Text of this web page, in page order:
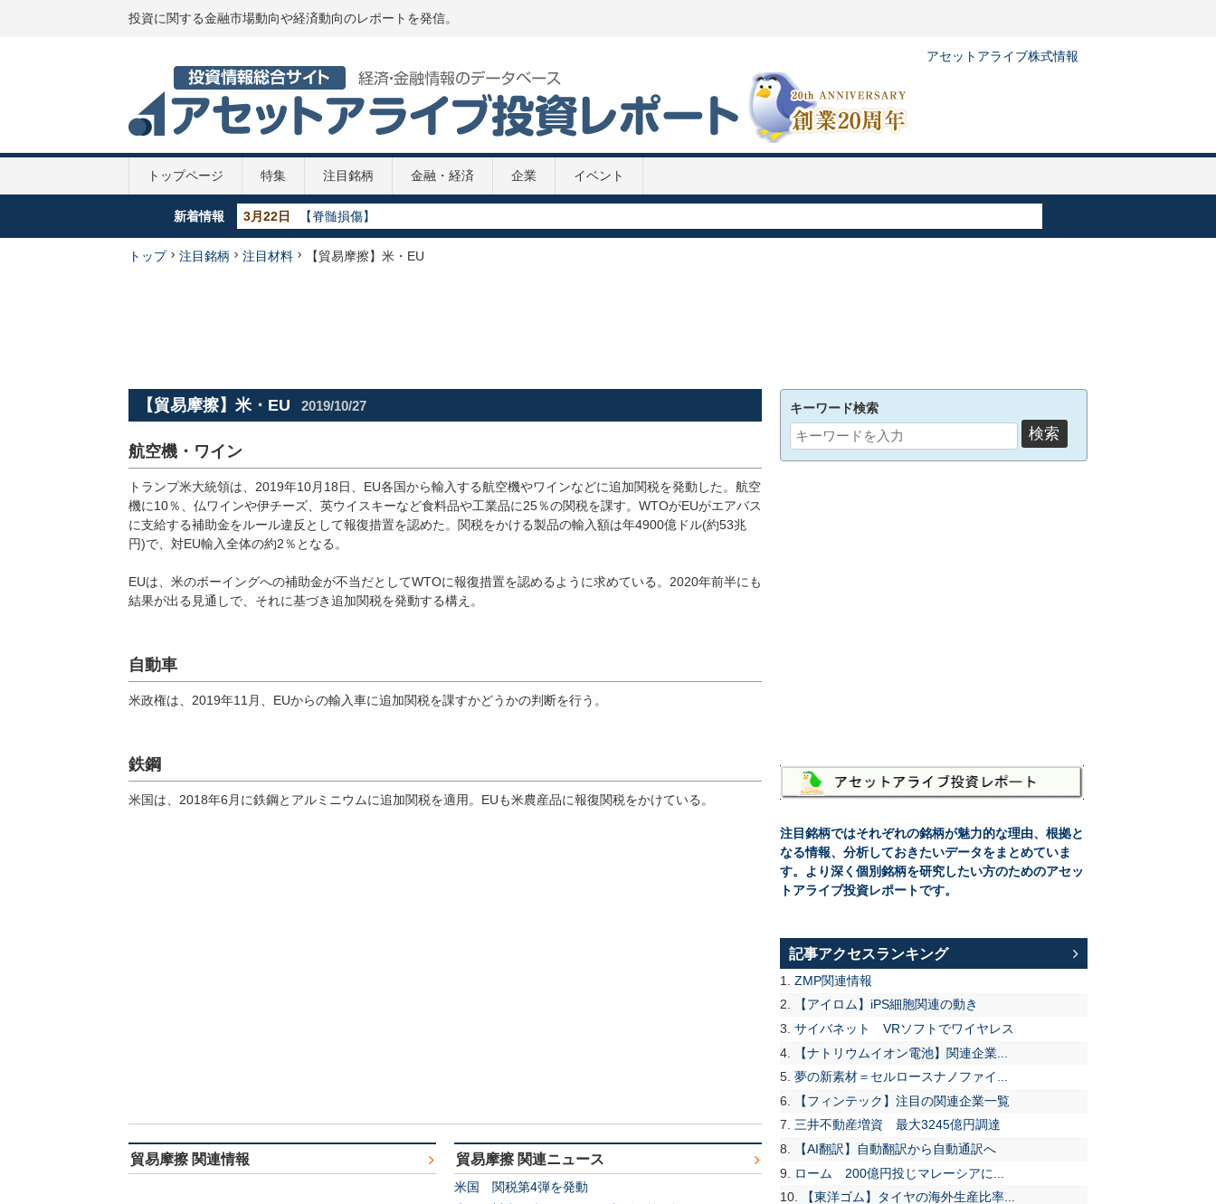
投資に関する金融市場動向や経済動向のレポートを発信。
アセットアライブ株式情報
トップページ 特集 注目銘柄 金融・経済 企業 イベント
新着情報 3月22日 【脊髄損傷】
5月29日
【GDP】各国のGDP推移 2020年
5月29日
【政策金利推移】2020年
5月29日
【新型コロナ】第2次補正予算案
トップ 注目銘柄 注目材料 【貿易摩擦】米・EU
【貿易摩擦】米・EU 2019/10/27
航空機・ワイン
トランプ米大統領は、2019年10月18日、EU各国から輸入する航空機やワインなどに追加関税を発動した。航空
機に10％、仏ワインや伊チーズ、英ウイスキーなど食料品や工業品に25％の関税を課す。WTOがEUがエアバス
に支給する補助金をルール違反として報復措置を認めた。関税をかける製品の輸入額は年4900億ドル(約53兆
円)で、対EU輸入全体の約2％となる。
EUは、米のボーイングへの補助金が不当だとしてWTOに報復措置を認めるように求めている。2020年前半にも
結果が出る見通しで、それに基づき追加関税を発動する構え。
自動車
米政権は、2019年11月、EUからの輸入車に追加関税を課すかどうかの判断を行う。
鉄鋼
米国は、2018年6月に鉄鋼とアルミニウムに追加関税を適用。EUも米農産品に報復関税をかけている。
貿易摩擦 関連情報 貿易摩擦 関連ニュース
米国 関税第4弾を発動
キーワード検索
注目銘柄ではそれぞれの銘柄が魅力的な理由、根拠と
なる情報、分析しておきたいデータをまとめていま
す。より深く個別銘柄を研究したい方のためのアセッ
トアライブ投資レポートです。
記事アクセスランキング
ZMP関連情報
【アイロム】iPS細胞関連の動き
サイバネット VRソフトでワイヤレス
【ナトリウムイオン電池】関連企業...
夢の新素材＝セルロースナノファイ...
【フィンテック】注目の関連企業一覧
三井不動産増資 最大3245億円調達
【AI翻訳】自動翻訳から自動通訳へ
ローム 200億円投じマレーシアに...
【東洋ゴム】タイヤの海外生産比率...